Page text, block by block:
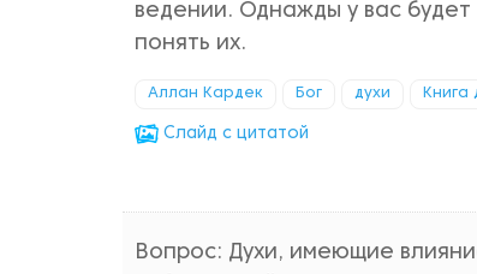
ведении. Однажды у вас
понять их.
Аллан Кардек Бог духи Книга
Cлайд с цитатой
Вопрос: Духи, имеющие